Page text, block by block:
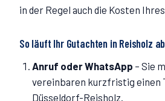
in der Regel auch die Kosten
So läuft Ihr Gutachten inReisholz ab
Anruf oder WhatsApp – Sie
vereinbaren kurzfristig einen
Düsseldorf-Reisholz.